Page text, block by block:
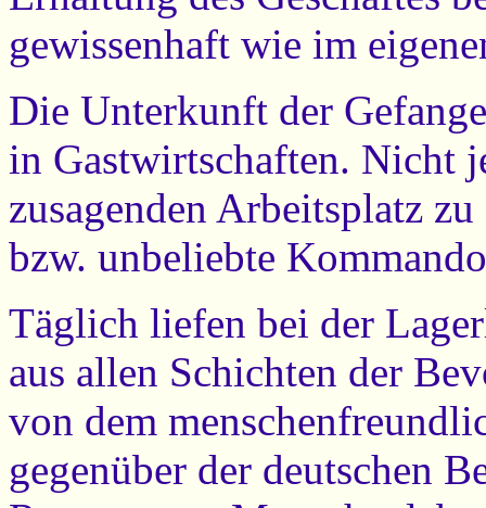
gewissenhaft wie im
Die Unterkunft der
in Gastwirtschaften. Nicht
zusagenden Arbeitsplatz
bzw. unbeliebte
Täglich liefen bei der
aus allen Schichten der
von dem
gegenüber der deutschen